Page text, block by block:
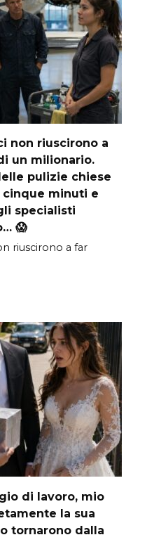
non riuscirono a
un milionario.
pulizie chiese
minuti e
specialisti
😱
riuscirono a far
di lavoro, mio
la sua
tornarono dalla